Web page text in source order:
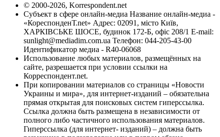
© 2000-2026, Korrespondent.net
Субъект в сфере онлайн-медиа Название онлайн-медиа -
«КореспонденТ.net» Адрес: 02091, місто Київ,
ХАРКІВСЬКЕ ШОСЕ, будинок 172-Б, офіс 208/1 E-mail:
sunlight@mediadim.com.ua Телефон: 044-205-43-00
Идентификатор медиа - R40-06068
Использование любых материалов, размещённых на
сайте, разрешается при условии ссылки на
Корреспондент.net.
При копировании материалов со страницы «Новости
Украины и мира», для интернет-изданий – обязательна
прямая открытая для поисковых систем гиперссылка.
Ссылка должна быть размещена в независимости от
полного либо частичного использования материалов.
Гиперссылка (для интернет- изданий) – должна быть